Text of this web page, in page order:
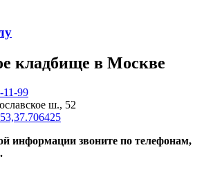
кладбище в Москве
11-99
ш., 52
информации звоните по телефонам,